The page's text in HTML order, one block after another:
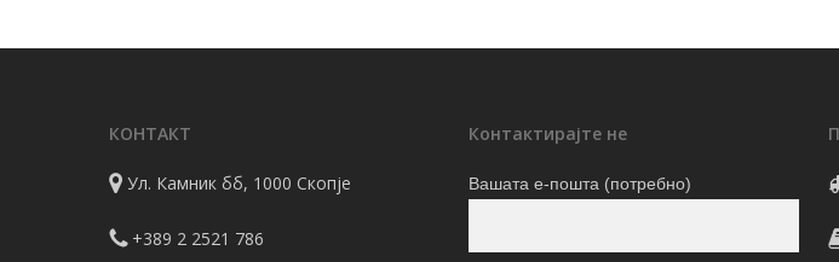
КОНТАКТ
Ул. Камник бб, 1000 Скопје
+389 2 2521 786
Контактирајте не
Вашата е-пошта (потребно)